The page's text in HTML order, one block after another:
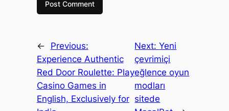
←
Previous:
Experience Authentic
Red Door Roulette: Play
Casino Games in
English, Exclusively for
Next:Yeni
çevrimiçi
eğlence oyun
modları
sitede